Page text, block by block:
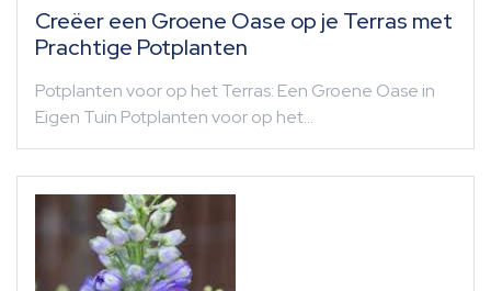
Creëer een Groene Oase op je Terras met
Prachtige Potplanten
Potplanten voor op het Terras: Een Groene Oase in
Eigen Tuin Potplanten voor op het…